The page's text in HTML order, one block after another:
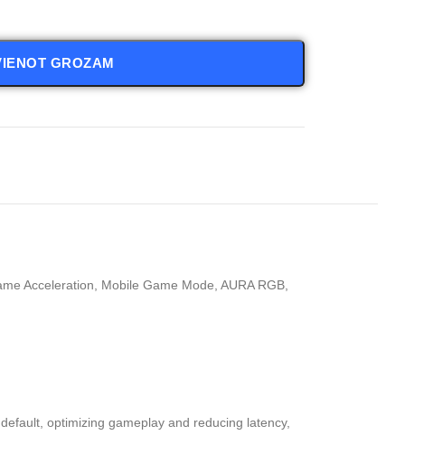
GROZAM
Acceleration, Mobile Game Mode, AURA RGB,
optimizing gameplay and reducing latency,